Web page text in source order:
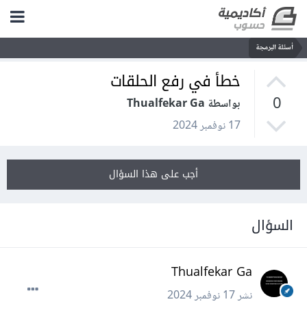
أسئلة البرمجة
0
خطأ في رفع الحلقات
بواسطة Thualfekar Ga
17 نوفمبر 2024
أجب على هذا السؤال
السؤال
Thualfekar Ga
نشر17 نوفمبر 2024